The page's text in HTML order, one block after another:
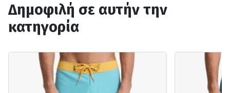
Δημοφιλή σε αυτήν την
κατηγορία